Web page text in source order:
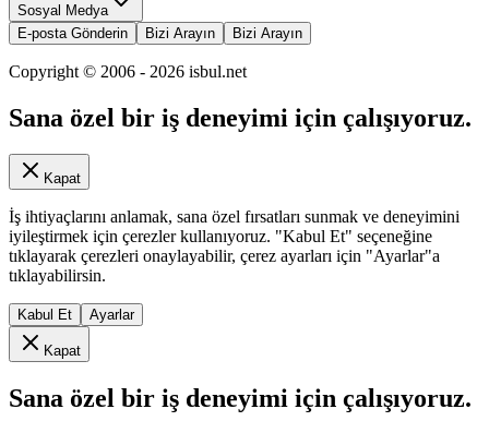
Sosyal Medya
E-posta Gönderin
Bizi Arayın Bizi Arayın
Copyright © 2006 - 2026 isbul.net
Sana özel bir iş deneyimi için çalışıyoruz.
Kapat
İş ihtiyaçlarını anlamak, sana özel fırsatları sunmak ve deneyimini
iyileştirmek için çerezler kullanıyoruz. "Kabul Et" seçeneğine
tıklayarak çerezleri onaylayabilir, çerez ayarları için "Ayarlar"a
tıklayabilirsin.
Kabul Et Ayarlar
Kapat
Sana özel bir iş deneyimi için çalışıyoruz.